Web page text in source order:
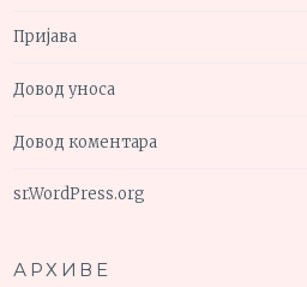
Пријава
Довод уноса
Довод коментара
sr.WordPress.org
АРХИВЕ